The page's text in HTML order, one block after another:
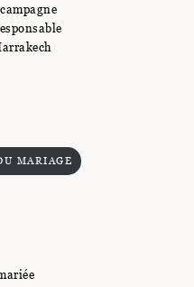
MARIAGE